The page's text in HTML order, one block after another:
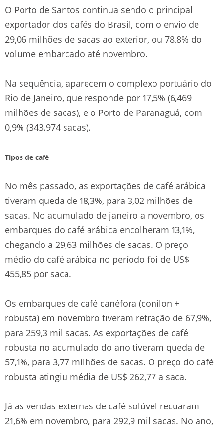
O Porto de Santos continua sendo o principal
exportador dos cafés do Brasil, com o envio de
29,06 milhões de sacas ao exterior, ou 78,8% do
volume embarcado até novembro.
Na sequência, aparecem o complexo portuário do
Rio de Janeiro, que responde por 17,5% (6,469
milhões de sacas), e o Porto de Paranaguá, com
0,9% (343.974 sacas).
Tipos de café
No mês passado, as exportações de café arábica
tiveram queda de 18,3%, para 3,02 milhões de
sacas. No acumulado de janeiro a novembro, os
embarques do café arábica encolheram 13,1%,
chegando a 29,63 milhões de sacas. O preço
médio do café arábica no período foi de US$
455,85 por saca.
Os embarques de café canéfora (conilon +
robusta) em novembro tiveram retração de 67,9%,
para 259,3 mil sacas. As exportações de café
robusta no acumulado do ano tiveram queda de
57,1%, para 3,77 milhões de sacas. O preço do café
robusta atingiu média de US$ 262,77 a saca.
Já as vendas externas de café solúvel recuaram
21,6% em novembro, para 292,9 mil sacas. No ano,